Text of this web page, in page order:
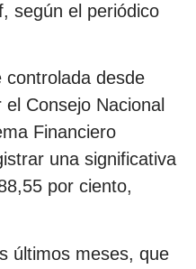
según el periódico
controlada desde
Consejo Nacional
Financiero
una significativa
por ciento,
últimos meses, que